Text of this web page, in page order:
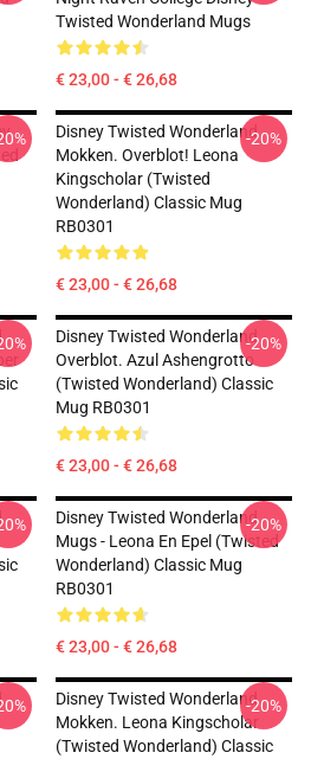
Twisted Wonderland Mugs
€ 23,00 - € 26,68
Disney Twisted Wonderland
Mokken. Overblot! Leona
Kingscholar (Twisted
Wonderland) Classic Mug
RB0301
€ 23,00 - € 26,68
-20%
Disney Twisted Wonderland
Overblot. Azul Ashengrotto
(Twisted Wonderland) Classic
Mug RB0301
€ 23,00 - € 26,68
-20%
Disney Twisted Wonderland
Mugs - Leona En Epel (Twisted
Wonderland) Classic Mug
RB0301
€ 23,00 - € 26,68
-20%
Disney Twisted Wonderland
Mokken. Leona Kingscholar
(Twisted Wonderland) Classic
-20%